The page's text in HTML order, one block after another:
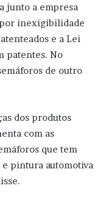
junto a empresa
por inexigibilidade
e a Lei
patentes. No
de outro
dos produtos
com as
que tem
pintura automotiva